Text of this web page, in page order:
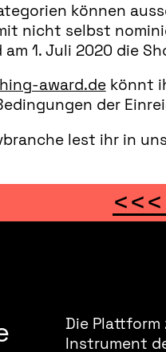
können
nicht selbst
1. Juli 2020 die
award.dekönnt
der
lest ihr in
Die
Instrument